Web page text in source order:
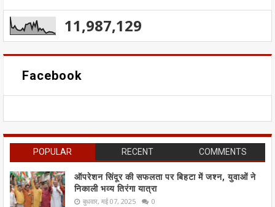
11,987,129
Facebook
POPULAR RECENT COMMENTS
ऑपरेशन सिंदूर की सफलता पर बिहटा में जश्न, युवाओं ने
निकाली भव्य तिरंगा यात्रा
बुधवार, मई 07, 2025 0